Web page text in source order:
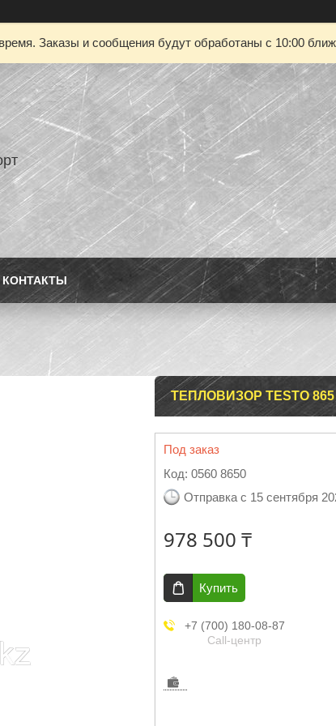
Заказы и сообщения будут обработаны с 10:00
КОНТАКТЫ
ТЕПЛОВИЗОР TESTO 865
Под заказ
Код: 0560 8650
Отправка с 15 сентября
978 500 ₸
Купить
+7 (700) 180-08-87
Call-центр